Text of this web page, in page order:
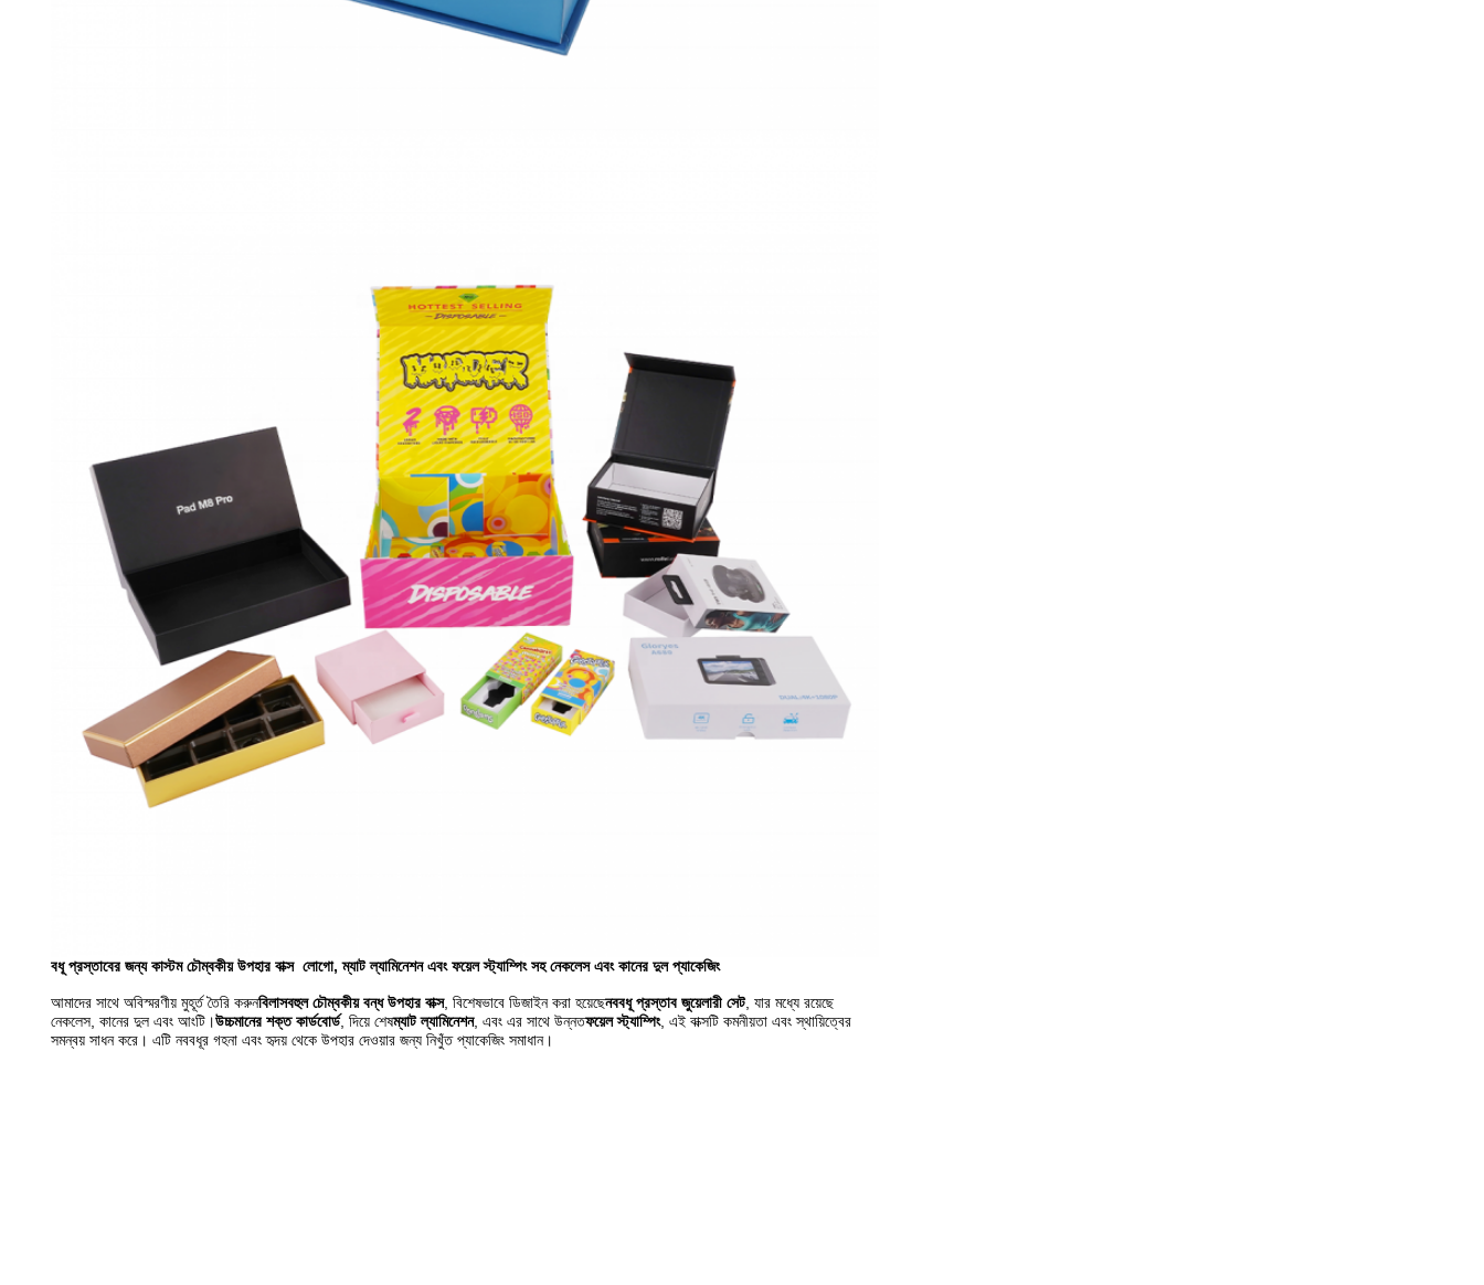
বধূ প্রস্তাবের জন্য কাস্টম চৌম্বকীয় উপহার বাক্স ️ লোগো, ম্যাট ল্যামিনেশন এবং ফয়েল স্ট্যাম্পিং সহ নেকলেস এবং কানের দুল প্যাকেজিং
আমাদের সাথে অবিস্মরণীয় মুহূর্ত তৈরি করুনবিলাসবহুল চৌম্বকীয় বন্ধ উপহার বাক্স, বিশেষভাবে ডিজাইন করা হয়েছেনববধূ প্রস্তাব জুয়েলারী সেট, যার মধ্যে রয়েছে
নেকলেস, কানের দুল এবং আংটি।উচ্চমানের শক্ত কার্ডবোর্ড, দিয়ে শেষম্যাট ল্যামিনেশন, এবং এর সাথে উন্নতফয়েল স্ট্যাম্পিং, এই বাক্সটি কমনীয়তা এবং স্থায়িত্বের
সমন্বয় সাধন করে। এটি নববধূর গহনা এবং হৃদয় থেকে উপহার দেওয়ার জন্য নিখুঁত প্যাকেজিং সমাধান।